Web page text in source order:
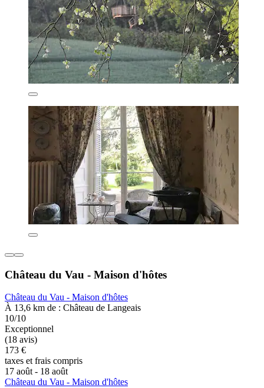
Château du Vau - Maison d'hôtes
Château du Vau - Maison d'hôtes
À 13,6 km de : Château de Langeais
10/10
Exceptionnel
(18 avis)
173 €
taxes et frais compris
17 août - 18 août
Château du Vau - Maison d'hôtes